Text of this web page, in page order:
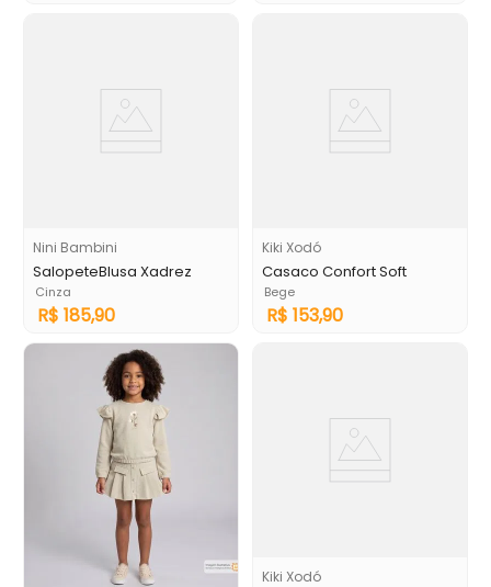
Nini Bambini
SalopeteBlusa Xadrez
Cinza
R$ 185,90
Kiki Xodó
Casaco Confort Soft
Bege
R$ 153,90
Kiki Xodó